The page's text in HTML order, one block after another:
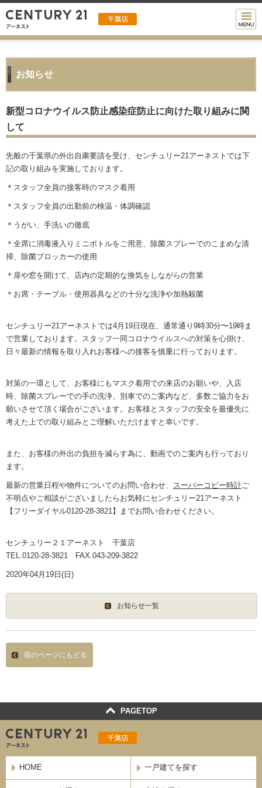
マイページログイン
物件検索(売買物件)
一戸
マン
アパ
HOME
インフォメーション
借りたい
貸したい
リフォーム
お知らせ
新型コロナウイルス防止感染症防止に向けた取り組みに関
して
先般の千葉県の外出自粛要請を受け、センチュリー21アーネストでは下
記の取り組みを実施しております。
＊スタッフ全員の接客時のマスク着用
＊スタッフ全員の出勤前の検温・体調確認
＊うがい、手洗いの徹底
＊全席に消毒液入りミニボトルをご用意、除菌スプレーでのこまめな清
掃、除菌ブロッカーの使用
＊扉や窓を開けて、店内の定期的な換気をしながらの営業
＊お席・テーブル・使用器具などの十分な洗浄や加熱殺菌
センチュリー21アーネストでは4月19日現在、通常通り9時30分〜19時ま
で営業しております。スタッフ一同コロナウイルスへの対策を心掛け、
日々最新の情報を取り入れお客様への接客を慎重に行っております。
対策の一環として、お客様にもマスク着用での来店のお願いや、入店
時、除菌スプレーでの手の洗浄、別車でのご案内など、多数ご協力をお
願いさせて頂く場合がございます。お客様とスタッフの安全を最優先に
考えた上での取り組みとご理解いただけますと幸いです。
また、お客様の外出の負担を減らす為に、動画でのご案内も行っており
ます。
最新の営業日程や物件についてのお問い合わせ、 スーパーコピー時計ご
不明点やご相談がございましたらお気軽にセンチュリー21アーネスト
【フリーダイヤル0120-28-3821】までお問い合わせください。
センチュリー２１アーネスト 千葉店
TEL.0120-28-3821 FAX.043-209-3822
2020年04月19日(日)
お知らせ一覧
前のページにもどる
PAGETOP
HOME 一戸建てを探す